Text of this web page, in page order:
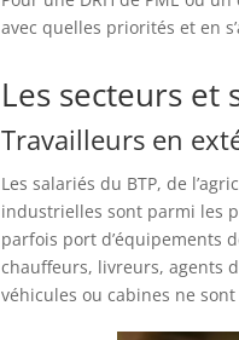
avec quelles priorités et en
Les secteurs et
Travailleurs en
Les salariés du BTP, de
industrielles sont parmi les
parfois port d’équipements
chauffeurs, livreurs, agents
véhicules ou cabines ne